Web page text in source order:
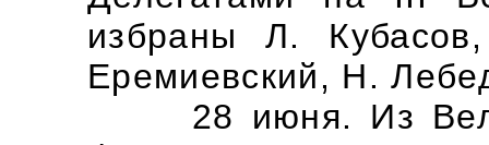
избраны Л.
Еремиевский, Н.
28 июня. Из